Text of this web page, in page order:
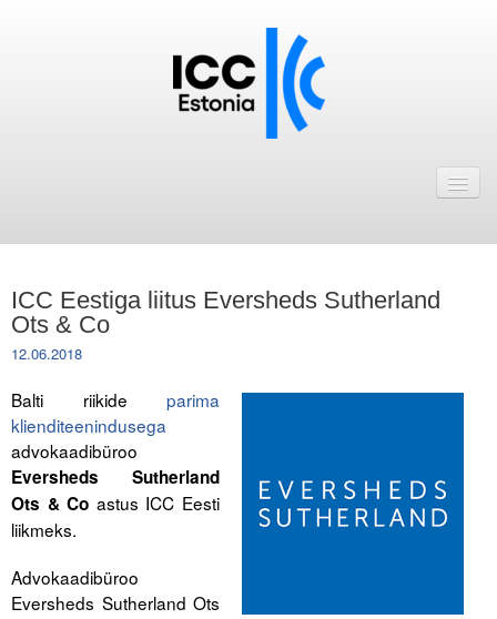
ICC Eesti liikmebaas
Liikmete pakkumised
Astu ICC Eesti liikmeks!
Kalender
ICC Eesti
Publikatsioonid
ICC Eestiga liitus Eversheds Sutherland
Ots & Co
12.06.2018
Balti riikide parima
klienditeenindusega
advokaadibüroo
Eversheds Sutherland
Ots & Co astus ICC Eesti
liikmeks.
Advokaadibüroo
Eversheds Sutherland Ots